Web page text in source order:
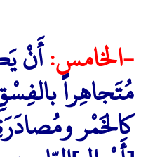
-الخامس:أَنْ
مُتَجاهِراً
كالخَمْر